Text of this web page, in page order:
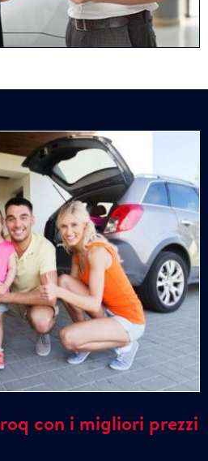
con i migliori prezzi